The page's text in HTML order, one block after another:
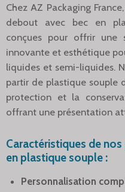
Chez AZ Packaging
debout avec bec en
conçues pour offrir une
innovante et esthétique
liquides et semi-liquides.
partir de plastique souple
protection et la
offrant une présentation
Caractéristiques de
en plastique souple :
Personnalisation